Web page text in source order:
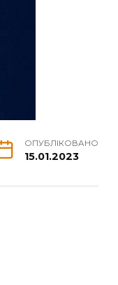
ОПУБЛІКОВАНО
15.01.2023